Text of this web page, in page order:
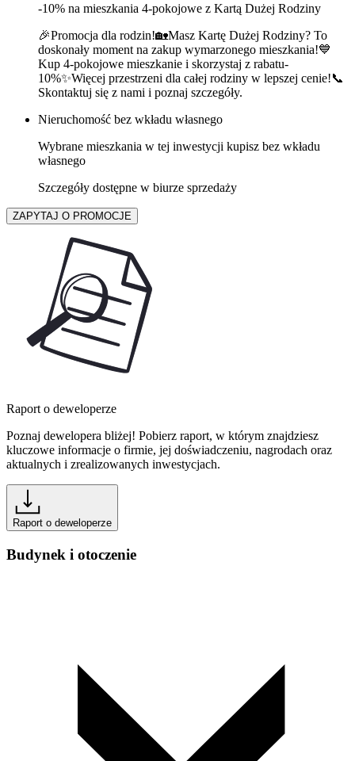
-10% na mieszkania 4-pokojowe z Kartą Dużej Rodziny
🎉Promocja dla rodzin!🏡Masz Kartę Dużej Rodziny? To
doskonały moment na zakup wymarzonego mieszkania!💙
Kup 4-pokojowe mieszkanie i skorzystaj z rabatu-
10%✨Więcej przestrzeni dla całej rodziny w lepszej cenie!📞
Skontaktuj się z nami i poznaj szczegóły.
Nieruchomość bez wkładu własnego
Wybrane mieszkania w tej inwestycji kupisz bez wkładu
własnego
Szczegóły dostępne w biurze sprzedaży
ZAPYTAJ O PROMOCJE
Raport o deweloperze
Poznaj dewelopera bliżej! Pobierz raport, w którym znajdziesz
kluczowe informacje o firmie, jej doświadczeniu, nagrodach oraz
aktualnych i zrealizowanych inwestycjach.
Raport o deweloperze
Budynek i otoczenie